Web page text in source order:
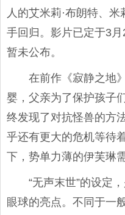
人的艾米莉·布朗特、米
手回归。影片已定于3
暂未公布。
在前作《寂静之地
婴，父亲为了保护孩子
终发现了对抗怪兽的方
乎还有更大的危机等待
下，势单力薄的伊芙琳
“无声末世”的设定
眼球的亮点。不同于一